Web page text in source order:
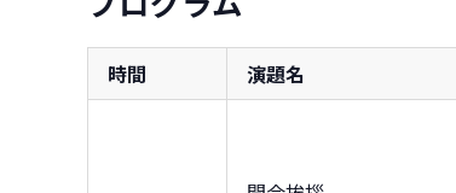
時間 演題名